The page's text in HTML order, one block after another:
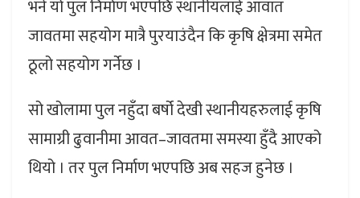
भने यो पुल निर्माण भएपछि स्थानीयलाई आवात
जावतमा सहयोग मात्रै पुरयाउंदैन कि कृषि क्षेत्रमा समेत
ठूलो सहयोग गर्नेछ ।
सो खोलामा पुल नहुँदा बर्षो देखी स्थानीयहरुलाई कृषि
सामाग्री ढुवानीमा आवत–जावतमा समस्या हुँदै आएको
थियो । तर पुल निर्माण भएपछि अब सहज हुनेछ ।